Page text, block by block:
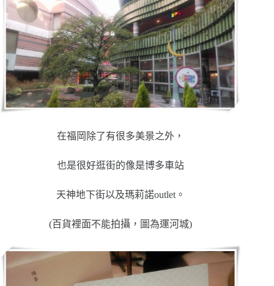
在福岡除了有很多美景之外，
也是很好逛街的像是博多車站
天神地下街以及瑪莉諾outlet。
(百貨裡面不能拍攝，圖為運河城)